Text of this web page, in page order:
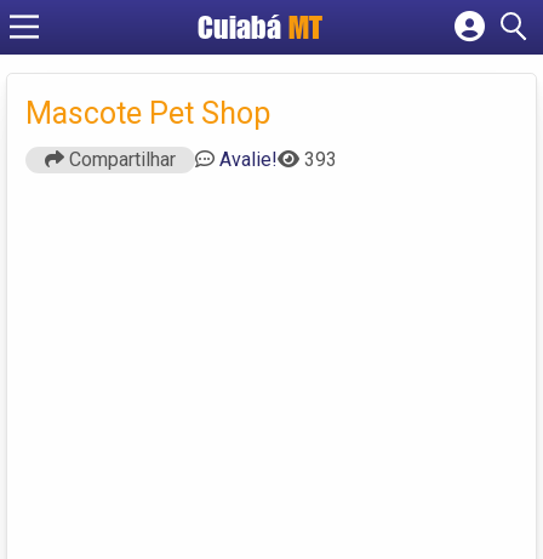
Cuiabá MT
Cadastrar empresa
Criar conta
Mascote Pet Shop
Compartilhar Avalie! 393